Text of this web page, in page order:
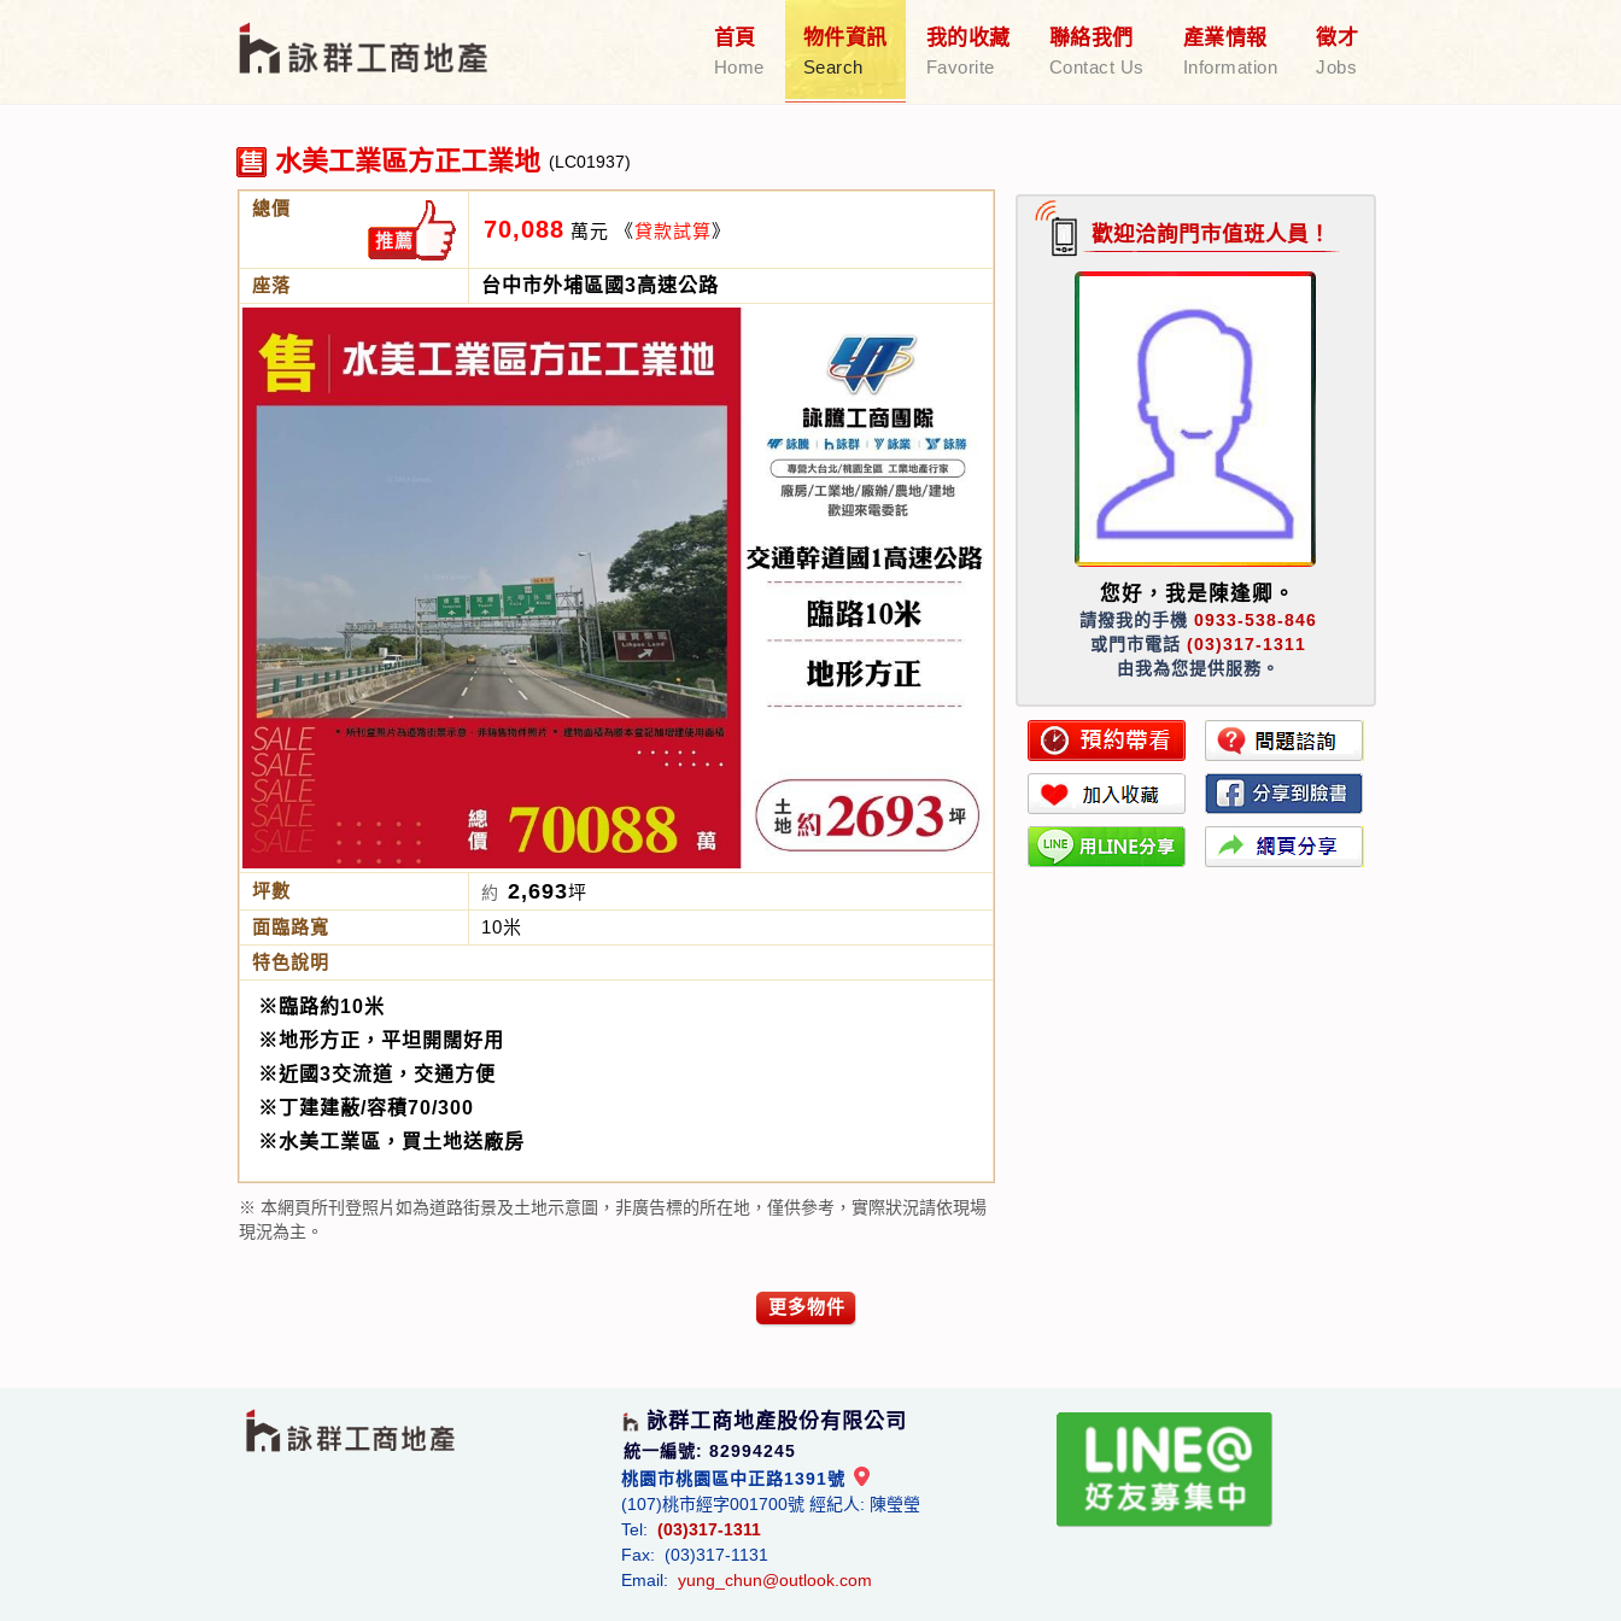
首頁
Home
物件資訊
Search
我的收藏
Favorite
聯絡我們
Contact Us
產業情報
Information
徵才
Jobs
水美工業區方正工業地 (LC01937)
總價
推薦
70,088 萬元 《貸款試算》
座落 台中市外埔區國3高速公路
坪數 約 2,693坪
面臨路寬
10米
特色說明
※臨路約10米
※地形方正，平坦開闊好用
※近國3交流道，交通方便
※丁建建蔽/容積70/300
※水美工業區，買土地送廠房
※ 本網頁所刊登照片如為道路街景及土地示意圖，非廣告標的所在地，僅供參考，實際狀況請依現場
現況為主。
歡迎洽詢門市值班人員！
您好，我是陳逢卿。
請撥我的手機 0933-538-846
或門市電話 (03)317-1311
由我為您提供服務。
更多物件
詠群工商地產股份有限公司
統一編號: 82994245
桃園市桃園區中正路1391號
(107)桃市經字001700號 經紀人: 陳瑩瑩
Tel: (03)317-1311
Fax: (03)317-1131
Email: yung_chun@outlook.com